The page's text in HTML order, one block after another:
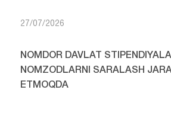
27/07/2026
NOMDOR DAVLAT
NOMZODLARNI SARALASH
ETMOQDA